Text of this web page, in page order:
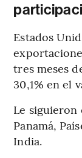
Estados
tres meses
30,1% en el
Le
Panamá,
India.